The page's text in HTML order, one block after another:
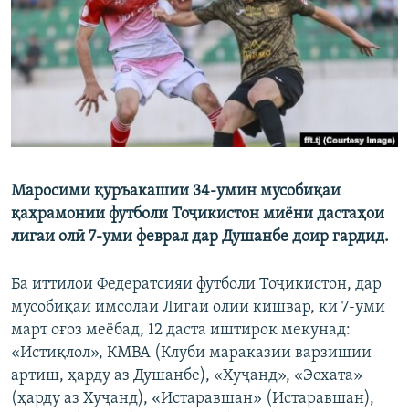
ПАЙГИРӢ КУНЕД
Маросими қуръакашии 34-умин мусобиқаи
қаҳрамонии футболи Тоҷикистон миёни дастаҳои
лигаи олӣ 7-уми феврал дар Душанбе доир гардид.
Ба иттилои Федератсияи футболи Тоҷикистон, дар
мусобиқаи имсолаи Лигаи олии кишвар, ки 7-уми
март оғоз меёбад, 12 даста иштирок мекунад:
«Истиқлол», КМВА (Клуби мараказии варзишии
артиш, ҳарду аз Душанбе), «Хуҷанд», «Эсхата»
(ҳарду аз Хуҷанд), «Истаравшан» (Истаравшан),